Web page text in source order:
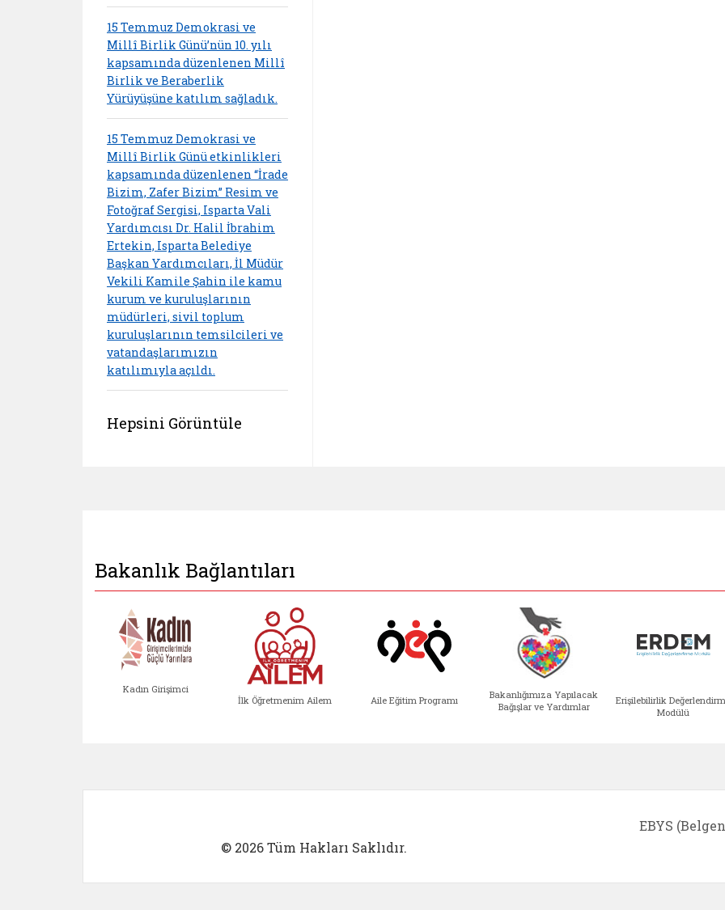
15 Temmuz Demokrasi ve
Millî Birlik Günü’nün 10. yılı
kapsamında düzenlenen Millî
Birlik ve Beraberlik
Yürüyüşüne katılım sağladık.
15 Temmuz Demokrasi ve
Millî Birlik Günü etkinlikleri
kapsamında düzenlenen “İrade
Bizim, Zafer Bizim” Resim ve
Fotoğraf Sergisi, Isparta Vali
Yardımcısı Dr. Halil İbrahim
Ertekin, Isparta Belediye
Başkan Yardımcıları, İl Müdür
Vekili Kamile Şahin ile kamu
kurum ve kuruluşlarının
müdürleri, sivil toplum
kuruluşlarının temsilcileri ve
vatandaşlarımızın
katılımıyla açıldı.
Hepsini Görüntüle
Bakanlık Bağlantıları
Kadın Girişimci
İlk Öğretmenim Ailem Aile Eğitim Programı
Bakanlığımıza Yapılacak
Bağışlar ve Yardımlar
Erişilebilirlik
Modülü
© 2026 Tüm Hakları Saklıdır.
EBYS